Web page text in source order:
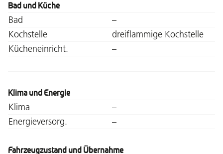
Bad und Küche
Bad
–
Kochstelle
dreiflammige Kochstelle
Kücheneinricht.
–
Klima und Energie
Klima
–
Energieversorg.
–
Fahrzeugzustand und Übernahme